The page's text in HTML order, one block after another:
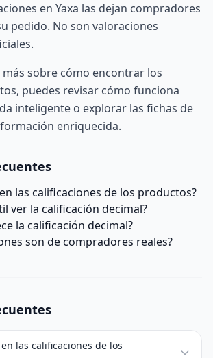
en Yaxa las dejan compradores
pedido. No son valoraciones
más sobre cómo encontrar los
puedes revisar cómo funciona
inteligente o explorar las fichas de
enriquecida.
las calificaciones de los productos?
ver la calificación decimal?
la calificación decimal?
son de compradores reales?
las calificaciones de los